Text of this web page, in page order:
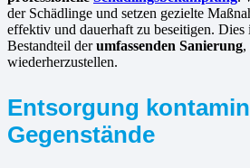
der Schädlinge und setzen gezielte
effektiv und dauerhaft zu beseitigen.
Bestandteil derumfassenden Sanierung,
wiederherzustellen.
Entsorgung
Gegenstände